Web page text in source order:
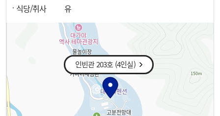
식당/취사
유
인빈관 203호 (4인실)